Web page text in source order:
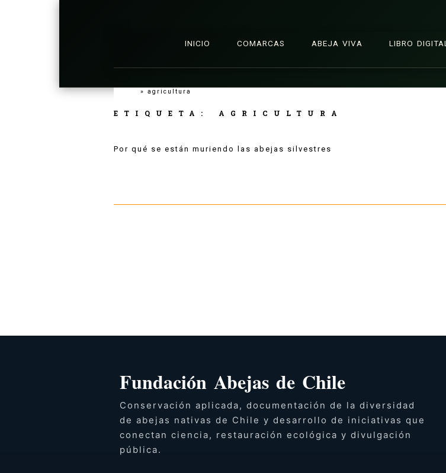
INICIO COMARCAS ABEJA VIVA LIBRO DIGITAL
» agricultura
ETIQUETA: AGRICULTURA
Por qué se están muriendo las abejas silvestres
Fundación Abejas de Chile
Conservación aplicada, documentación de la diversidad
de abejas nativas de Chile y desarrollo de iniciativas que
conectan ciencia, restauración ecológica y divulgación
pública.